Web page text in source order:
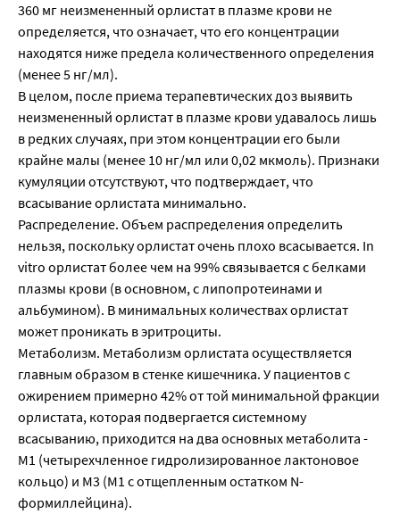
360 мг неизмененный орлистат в плазме крови не
определяется, что означает, что его концентрации
находятся ниже предела количественного определения
(менее 5 нг/мл).
В целом, после приема терапевтических доз выявить
неизмененный орлистат в плазме крови удавалось лишь
в редких случаях, при этом концентрации его были
крайне малы (менее 10 нг/мл или 0,02 мкмоль). Признаки
кумуляции отсутствуют, что подтверждает, что
всасывание орлистата минимально.
Распределение. Объем распределения определить
нельзя, поскольку орлистат очень плохо всасывается. In
vitro орлистат более чем на 99% связывается с белками
плазмы крови (в основном, с липопротеинами и
альбумином). В минимальных количествах орлистат
может проникать в эритроциты.
Метаболизм. Метаболизм орлистата осуществляется
главным образом в стенке кишечника. У пациентов с
ожирением примерно 42% от той минимальной фракции
орлистата, которая подвергается системному
всасыванию, приходится на два основных метаболита -
М1 (четырехчленное гидролизированное лактоновое
кольцо) и М3 (М1 с отщепленным остатком N-
формиллейцина).